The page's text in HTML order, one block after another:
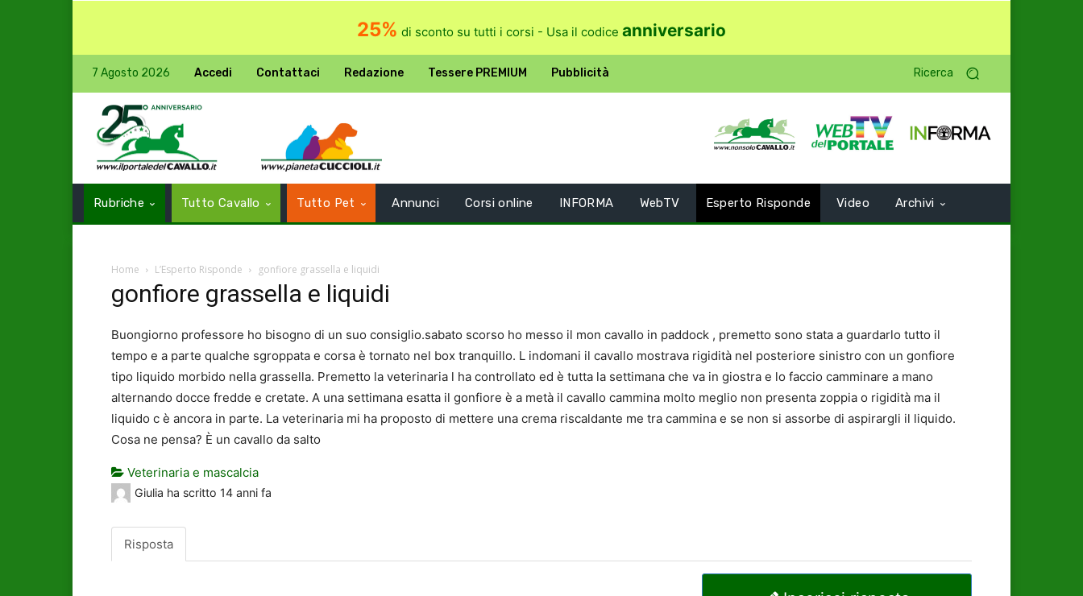
25% di sconto su tutti i corsi - Usa il codice anniversario
7 Agosto 2026 Accedi Contattaci Redazione Tessere PREMIUM Pubblicità Ricerca
Rubriche Tutto Cavallo Tutto Pet Annunci Corsi online INFORMA WebTV Esperto Risponde Video Archivi
Home L’Esperto Risponde gonfiore grassella e liquidi
gonfiore grassella e liquidi
Buongiorno professore ho bisogno di un suo consiglio.sabato scorso ho messo il mon cavallo in paddock , premetto sono stata a guardarlo tutto il
tempo e a parte qualche sgroppata e corsa è tornato nel box tranquillo. L indomani il cavallo mostrava rigidità nel posteriore sinistro con un gonfiore
tipo liquido morbido nella grassella. Premetto la veterinaria l ha controllato ed è tutta la settimana che va in giostra e lo faccio camminare a mano
alternando docce fredde e cretate. A una settimana esatta il gonfiore è a metà il cavallo cammina molto meglio non presenta zoppia o rigidità ma il
liquido c è ancora in parte. La veterinaria mi ha proposto di mettere una crema riscaldante me tra cammina e se non si assorbe di aspirargli il liquido.
Cosa ne pensa? È un cavallo da salto
Veterinaria e mascalcia
Giulia ha scritto 14 anni fa
Risposta